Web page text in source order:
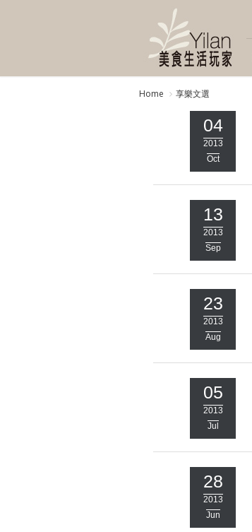
Home 享樂文選
04
2013
Oct
13
2013
Sep
23
2013
Aug
05
2013
Jul
28
2013
Jun